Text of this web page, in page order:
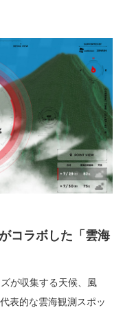
コラボした「雲海
が収集する天候、風
表的な雲海観測スポッ